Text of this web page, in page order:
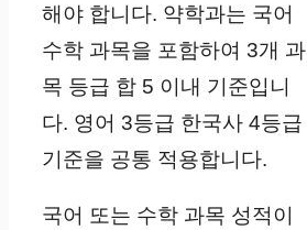
해야 합니다. 약학과는 국어
수학 과목을 포함하여 3개 과
목 등급 합 5 이내 기준입니
다. 영어 3등급 한국사 4등급
기준을 공통 적용합니다.
국어 또는 수학 과목 성적이